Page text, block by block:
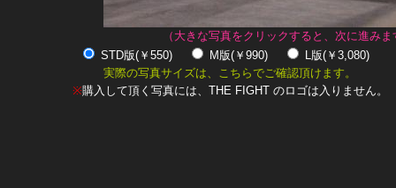
（大きな写真をクリックすると、次に進みま
STD版(￥550)
M版(￥990)
L版(￥3,080)
実際の写真サイズは、こちらでご確認頂けます。
※購入して頂く写真には、THE FIGHT のロゴは入りません。